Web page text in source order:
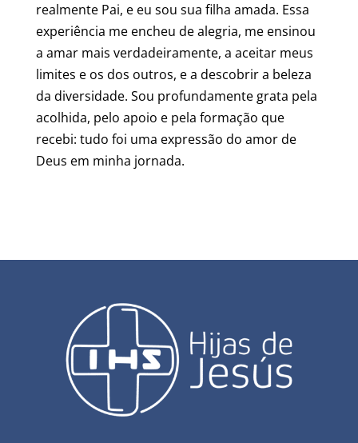
realmente Pai, e eu sou sua filha amada. Essa
experiência me encheu de alegria, me ensinou
a amar mais verdadeiramente, a aceitar meus
limites e os dos outros, e a descobrir a beleza
da diversidade. Sou profundamente grata pela
acolhida, pelo apoio e pela formação que
recebi: tudo foi uma expressão do amor de
Deus em minha jornada.